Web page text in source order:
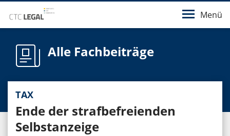
Menü
Alle Fachbeiträge
TAX
Ende der strafbefreienden
Selbstanzeige